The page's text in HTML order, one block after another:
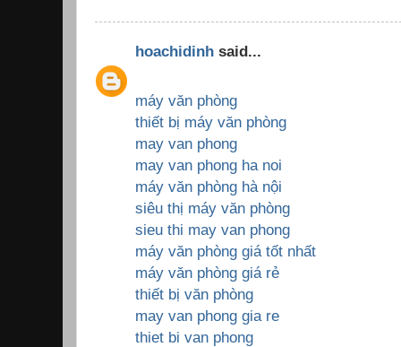
hoachidinh said...
máy văn phòng
thiết bị máy văn phòng
may van phong
may van phong ha noi
máy văn phòng hà nội
siêu thị máy văn phòng
sieu thi may van phong
máy văn phòng giá tốt nhất
máy văn phòng giá rẻ
thiết bị văn phòng
may van phong gia re
thiet bi van phong